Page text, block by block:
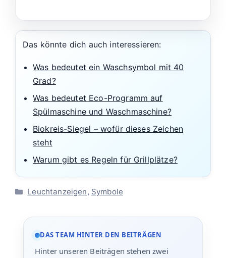
Das könnte dich auch interessieren:
Was bedeutet ein Waschsymbol mit 40
Grad?
Was bedeutet Eco-Programm auf
Spülmaschine und Waschmaschine?
Biokreis-Siegel – wofür dieses Zeichen
steht
Warum gibt es Regeln für Grillplätze?
Kategorien
Leuchtanzeigen, Symbole
DAS TEAM HINTER DEN BEITRÄGEN
Hinter unseren Beiträgen stehen zwei